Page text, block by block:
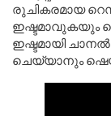
രുചികരമായ
ഇഷ്ടമാവുകയും
ഇഷ്ടമായി
ചെയ്യാനും